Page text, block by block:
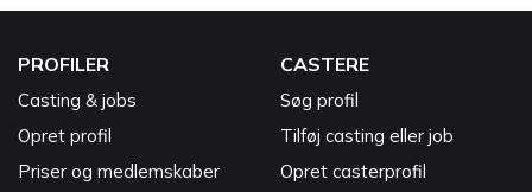
PROFILER
Casting & jobs
Opret profil
Priser og medlemskaber
CASTERE
Søg profil
Tilføj casting eller job
Opret casterprofil